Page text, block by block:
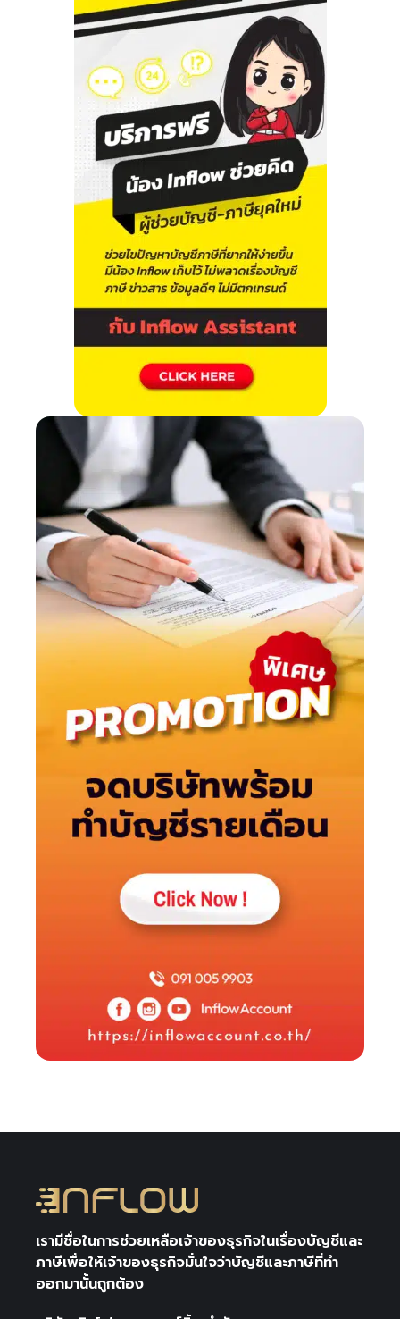
เรามีชื่อในการช่วยเหลือเจ้าของธุรกิจในเรื่องบัญชีและ
ภาษีเพื่อให้เจ้าของธุรกิจมั่นใจว่าบัญชีและภาษีที่ทำ
ออกมานั้นถูกต้อง